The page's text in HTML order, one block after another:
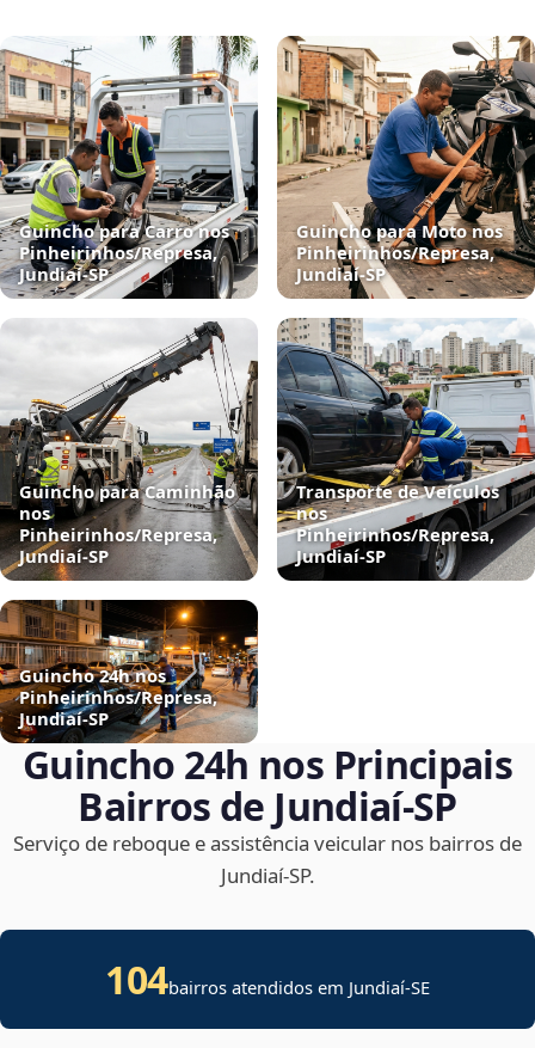
Guincho para Carro nos
Pinheirinhos/Represa,
Jundiaí‑SP
Guincho para Moto nos
Pinheirinhos/Represa,
Jundiaí‑SP
Guincho para Caminhão
nos
Pinheirinhos/Represa,
Jundiaí‑SP
Transporte de Veículos
nos
Pinheirinhos/Represa,
Jundiaí‑SP
Guincho 24h nos
Pinheirinhos/Represa,
Jundiaí‑SP
Guincho 24h nos Principais
Bairros de Jundiaí‑SP
Serviço de reboque e assistência veicular nos bairros de
Jundiaí‑SP.
104bairros atendidos em Jundiaí-SE